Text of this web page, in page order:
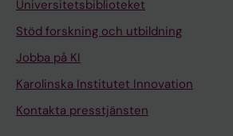
Universitetsbiblioteket
Stöd forskning och utbildning
Jobba på KI
Karolinska Institutet Innovation
Kontakta presstjänsten